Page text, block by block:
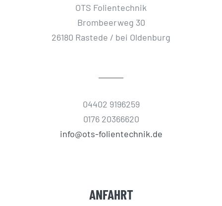
OTS Folientechnik
Brombeerweg 30
26180 Rastede / bei Oldenburg
04402 9196259
0176 20366620
info@ots-folientechnik.de
ANFAHRT